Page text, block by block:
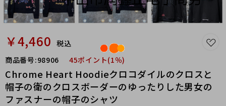
￥4,460 税込
商品番号:98906 45ポイント(1％)
Chrome Heart Hoodieクロコダイルのクロスと
帽子の衛のクロスボーダーのゆったりした男女の
ファスナーの帽子のシャツ